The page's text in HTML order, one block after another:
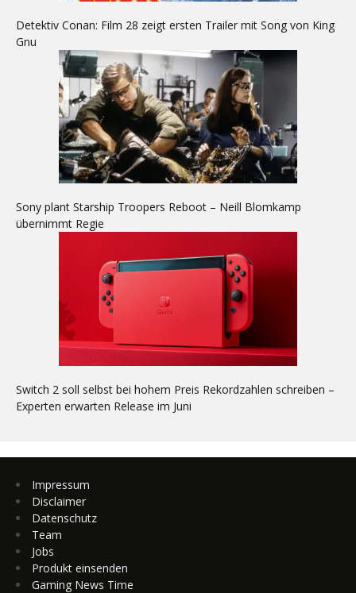
Detektiv Conan: Film 28 zeigt ersten Trailer mit Song von King
Gnu
Sony plant Starship Troopers Reboot – Neill Blomkamp
übernimmt Regie
Switch 2 soll selbst bei hohem Preis Rekordzahlen schreiben –
Experten erwarten Release im Juni
Impressum
Disclaimer
Datenschutz
Team
Jobs
Produkt einsenden
Gaming News Time